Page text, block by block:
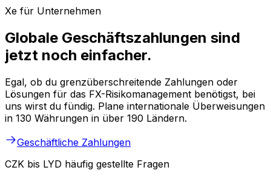
Xe für Unternehmen
Globale Geschäftszahlungen sind
jetzt noch einfacher.
Egal, ob du grenzüberschreitende Zahlungen oder
Lösungen für das FX-Risikomanagement benötigst, bei
uns wirst du fündig. Plane internationale Überweisungen
in 130 Währungen in über 190 Ländern.
Geschäftliche Zahlungen
CZK bis LYD häufig gestellte Fragen